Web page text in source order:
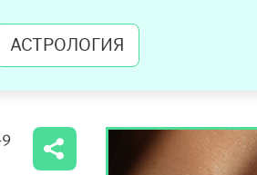
АСТРОЛОГИЯ